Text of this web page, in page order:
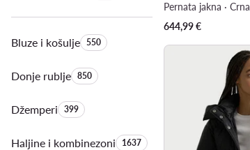
Bluze i košuljeKoličina proizvoda:
550
Donje rubljeKoličina proizvoda:
850
DžemperiKoličina proizvoda:
399
Haljine i kombinezoniKoličina proizvoda:
1637
Pernata jakna · Crna
644,99€